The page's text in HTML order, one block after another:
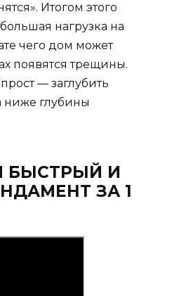
Итогом этого
нагрузка на
чего дом может
появятся трещины.
— заглубить
ниже глубины
БЫСТРЫЙ И
ЗА 1